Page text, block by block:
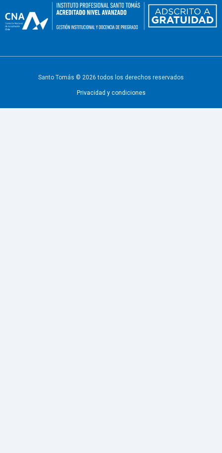
Santo Tomás © 2026 todos los derechos reservados
Privacidad y condiciones